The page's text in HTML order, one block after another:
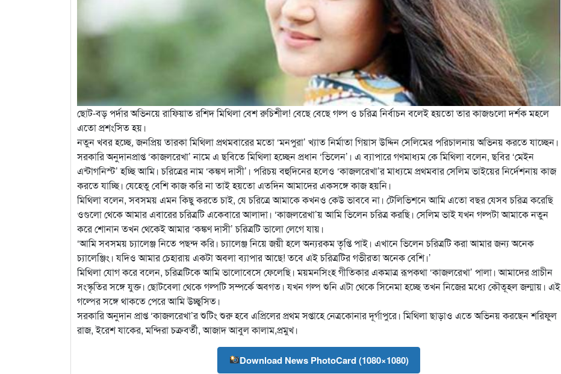
ছোট-বড় পর্দার অভিনয়ে রাফিয়াত রশিদ মিথিলা বেশ রুচিশীল! বেছে বেছে গল্প ও চরিত্র নির্বাচন বলেই হয়তো তার কাজগুলো দর্শক মহলে
এতো প্রশংসিত হয়।
নতুন খবর হচ্ছে, জনপ্রিয় তারকা মিথিলা প্রথমবারের মতো ‘মনপুরা’ খ্যাত নির্মাতা গিয়াস উদ্দিন সেলিমের পরিচালনায় অভিনয় করতে যাচ্ছেন।
সরকারি অনুদানপ্রাপ্ত ‘কাজলরেখা’ নামে এ ছবিতে মিথিলা হচ্ছেন প্রধান ‘ভিলেন’। এ ব্যাপারে গণমাধ্যম কে মিথিলা বলেন, ছবির ‘মেইন
এন্টাগনিস্ট’ হচ্ছি আমি। চরিত্রের নাম ‘কঙ্কণ দাসী’। পরিচয় বহুদিনের হলেও ‘কাজলরেখা’র মাধ্যমে প্রথমবার সেলিম ভাইয়ের নির্দেশনায় কাজ
করতে যাচ্ছি। যেহেতু বেশি কাজ করি না তাই হয়তো এতদিন আমাদের একসঙ্গে কাজ হয়নি।
মিথিলা বলেন, সবসময় এমন কিছু করতে চাই, যে চরিত্রে আমাকে কখনও কেউ ভাববে না। টেলিভিশনে আমি এতো বছর যেসব চরিত্র করেছি
ওগুলো থেকে আমার এবারের চরিত্রটি একেবারে আলাদা। ‘কাজলরেখা’য় আমি ভিলেন চরিত্র করছি। সেলিম ভাই যখন গল্পটা আমাকে নতুন
করে শোনান তখন থেকেই আমার ‘কঙ্কণ দাসী’ চরিত্রটি ভালো লেগে যায়।
‘আমি সবসময় চ্যালেঞ্জ নিতে পছন্দ করি। চ্যালেঞ্জ নিয়ে জয়ী হলে অন্যরকম তৃপ্তি পাই। এখানে ভিলেন চরিত্রটি করা আমার জন্য অনেক
চ্যালেঞ্জিং। যদিও আমার চেহারায় একটা অবলা ব্যাপার আছে! তবে এই চরিত্রটির গভীরতা অনেক বেশি।’
মিথিলা যোগ করে বলেন, চরিত্রটিকে আমি ভালোবেসে ফেলেছি। ময়মনসিংহ গীতিকার একমাত্র রূপকথা ‘কাজলরেখা’ পালা। আমাদের প্রাচীন
সংস্কৃতির সঙ্গে যুক্ত। ছোটবেলা থেকে গল্পটি সম্পর্কে অবগত। যখন গল্প শুনি এটা থেকে সিনেমা হচ্ছে তখন নিজের মধ্যে কৌতূহল জন্মায়। এই
গল্পের সঙ্গে থাকতে পেরে আমি উচ্ছ্বসিত।
সরকারি অনুদান প্রাপ্ত ‘কাজলরেখা’র শুটিং শুরু হবে এপ্রিলের প্রথম সপ্তাহে নেত্রকোনার দূর্গাপুরে। মিথিলা ছাড়াও এতে অভিনয় করছেন শরিফুল
রাজ, ইরেশ যাকের, মন্দিরা চক্রবর্তী, আজাদ আবুল কালাম,প্রমুখ।
Download News PhotoCard (1080×1080)